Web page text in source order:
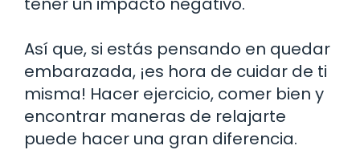
Así que, si estás pensando en quedar
embarazada, ¡es hora de cuidar de ti
misma! Hacer ejercicio, comer bien y
encontrar maneras de relajarte
puede hacer una gran diferencia.